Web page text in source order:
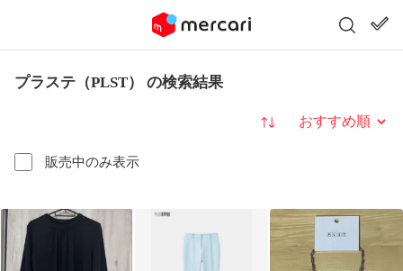
プラステ（PLST） の検索結果
販売中のみ表示
並び替え